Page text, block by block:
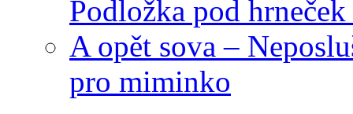
Podložka pod
A opět sova –
pro miminko